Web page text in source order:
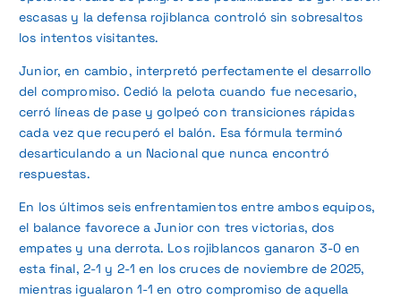
escasas y la defensa rojiblanca controló sin sobresaltos
los intentos visitantes.
Junior, en cambio, interpretó perfectamente el desarrollo
del compromiso. Cedió la pelota cuando fue necesario,
cerró líneas de pase y golpeó con transiciones rápidas
cada vez que recuperó el balón. Esa fórmula terminó
desarticulando a un Nacional que nunca encontró
respuestas.
En los últimos seis enfrentamientos entre ambos equipos,
el balance favorece a Junior con tres victorias, dos
empates y una derrota. Los rojiblancos ganaron 3-0 en
esta final, 2-1 y 2-1 en los cruces de noviembre de 2025,
mientras igualaron 1-1 en otro compromiso de aquella